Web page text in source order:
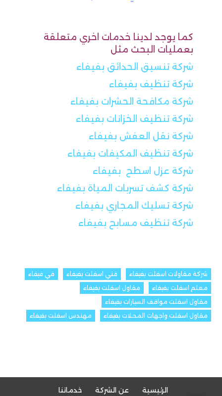
كما يوجد لدينا خدمات اخري متعلقة
بعمليات البحث مثل
شركة تنسيق الحدائق بفيفاء
شركة تنظيف بفيفاء
شركة مكافحة الحشرات بفيفاء
شركة تنظيف الخزانات بفيفاء
شركة نقل العفش بفيفاء
شركة تنظيف المكيفات بفيفاء
شركة عزل اسطح بفيفاء
شركة كشف تسربات المياة بفيفاء
شركة تسليك المجاري بفيفاء
شركة تنظيف مسابح بفيفاء
شركة مقاولات اسفلت بفيفاء فني اسفلت بفيفاء
في فيفاء
معلم اسفلت بفيفاء
مقاول اسفلت بفيفاء
مقاول اسفلت مواقف السيارات بفيفاء
مقاول اسفلت واجهات المحلات بفيفاء
مهندس اسفلت بفيفاء
الرئيسية عن الشركة خدماتنا